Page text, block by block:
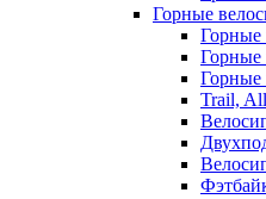
Горные
Горные
Горные
Горные
Trail,